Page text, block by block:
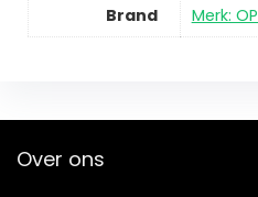
Brand Merk:
Over ons